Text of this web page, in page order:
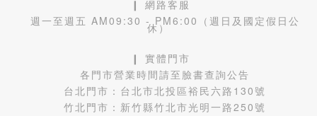
❙ 網路客服
週一至週五 AM09:30 - PM6:00（週日及國定假日公
休）
❙ 實體門市
各門市營業時間請至臉書查詢公告
台北門市： 台北市北投區裕民六路130號
竹北門市： 新竹縣竹北市光明一路250號